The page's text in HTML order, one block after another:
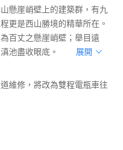
懸崖峭壁上的建築群，有九
更是西山勝境的精華所在。
百丈之懸崖峭壁；舉目遠
池盡收眼底。
展開
維修，將改為雙程電瓶車往